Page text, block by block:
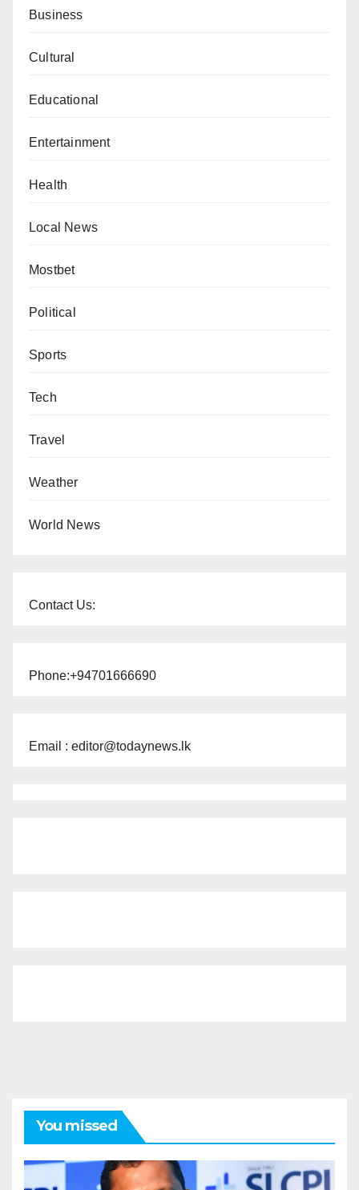
Business
Cultural
Educational
Entertainment
Health
Local News
Mostbet
Political
Sports
Tech
Travel
Weather
World News
Contact Us:
Phone:+94701666690
Email : editor@todaynews.lk
You missed